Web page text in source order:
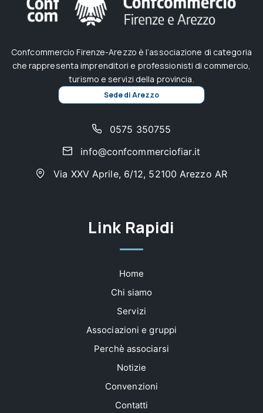
Confcommercio Firenze-Arezzo è l’associazione di categoria
che rappresenta imprenditori e professionisti di commercio,
turismo e servizi della provincia.
Sede di Arezzo
0575 350755
info@confcommerciofiar.it
Via XXV Aprile, 6/12, 52100 Arezzo AR
Link Rapidi
Home
Chi siamo
Servizi
Associazioni e gruppi
Perchè associarsi
Notizie
Convenzioni
Contatti